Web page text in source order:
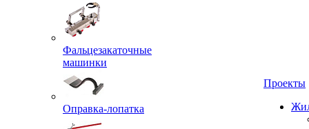
Фальцезакаточные
машинки
Оправка-лопатка
Проекты